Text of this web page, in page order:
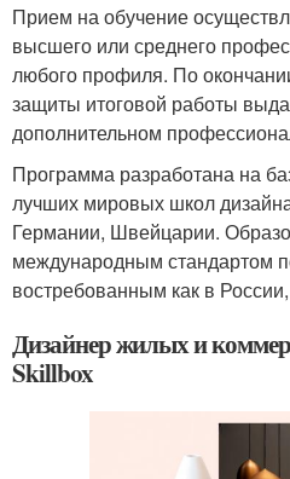
Прием на обучение
высшего или среднего
любого профиля. По
защиты итоговой работы
дополнительном
Программа разработана на
лучших мировых школ
Германии, Швейцарии.
международным стандартом
востребованным как в
Дизайнер жилых и
Skillbox